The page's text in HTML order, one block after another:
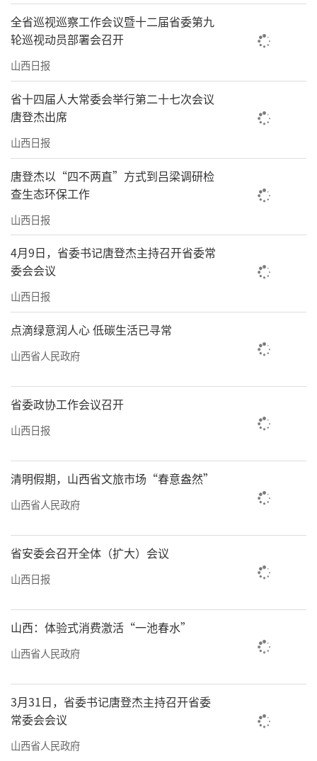
（王蕾）
全省巡视巡察工作会议暨十二届省委第九
轮巡视动员部署会召开
山西日报
省十四届人大常委会举行第二十七次会议
唐登杰出席
山西日报
唐登杰以“四不两直”方式到吕梁调研检
查生态环保工作
山西日报
4月9日，省委书记唐登杰主持召开省委常
委会会议
山西日报
点滴绿意润人心 低碳生活已寻常
山西省人民政府
省委政协工作会议召开
山西日报
清明假期，山西省文旅市场“春意盎然”
山西省人民政府
省安委会召开全体（扩大）会议
山西日报
山西：体验式消费激活“一池春水”
山西省人民政府
3月31日，省委书记唐登杰主持召开省委
常委会会议
山西省人民政府